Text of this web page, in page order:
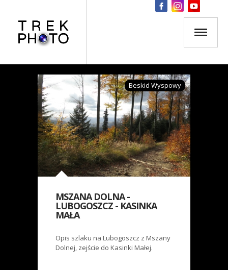
Beskid Wyspowy
MSZANA DOLNA -
LUBOGOSZCZ - KASINKA
MAŁA
Opis szlaku na Lubogoszcz z Mszany
Dolnej, zejście do Kasinki Małej.